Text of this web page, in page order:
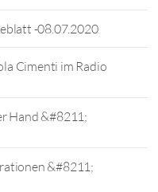
-08.07.2020
Cimenti im Radio
Hand &#8211;
&#8211;